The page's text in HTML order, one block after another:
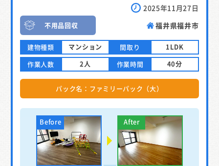
2025年11月27日
不用品回収 福井県福井市
建物種類 マンション 間取り
1LDK
作業人数
2人 作業時間 40分
パック名：ファミリーパック（大）